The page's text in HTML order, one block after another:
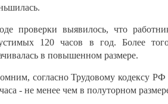
проверки выявилось, что
120 часов в год. Более
в повышенном размере.
согласно Трудовому кодексу РФ
- не менее чем в полуторном